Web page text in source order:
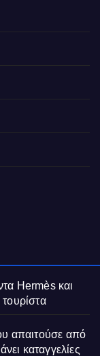
Hermès και
απαιτούσε από
καταγγελίες